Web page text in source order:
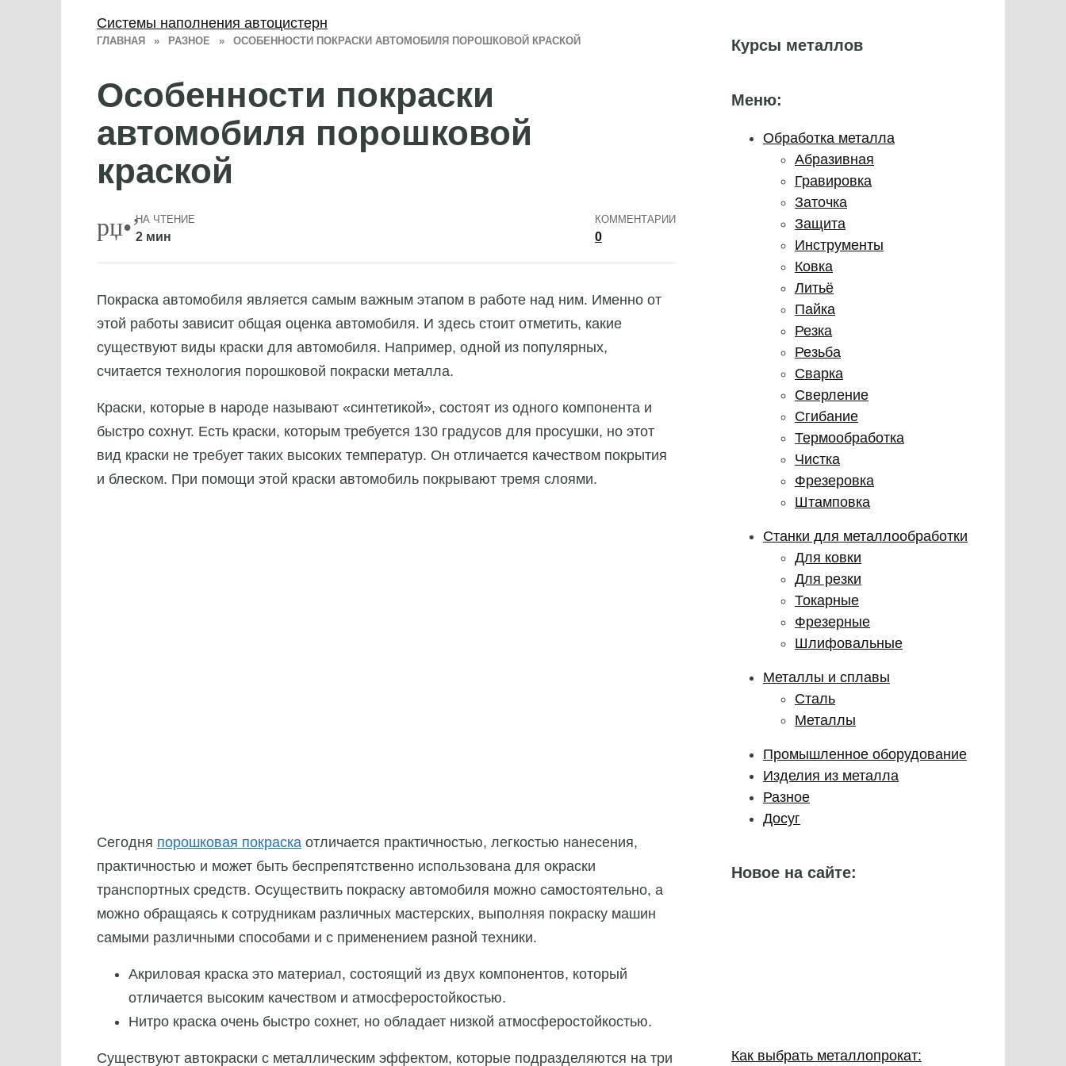
ГЛАВНАЯ » РАЗНОЕ » ОСОБЕННОСТИ ПОКРАСКИ АВТОМОБИЛЯ ПОРОШКОВОЙ КРАСКОЙ
Особенности покраски
автомобиля порошковой
краской
НА ЧТЕНИЕ
2 мин
КОММЕНТАРИИ
0
Покраска автомобиля является самым важным этапом в работе над ним. Именно от
этой работы зависит общая оценка автомобиля. И здесь стоит отметить, какие
существуют виды краски для автомобиля. Например, одной из популярных,
считается технология порошковой покраски металла.
Краски, которые в народе называют «синтетикой», состоят из одного компонента и
быстро сохнут. Есть краски, которым требуется 130 градусов для просушки, но этот
вид краски не требует таких высоких температур. Он отличается качеством покрытия
и блеском. При помощи этой краски автомобиль покрывают тремя слоями.
Сегодня порошковая покраска отличается практичностью, легкостью нанесения,
практичностью и может быть беспрепятственно использована для окраски
транспортных средств. Осуществить покраску автомобиля можно самостоятельно, а
можно обращаясь к сотрудникам различных мастерских, выполняя покраску машин
самыми различными способами и с применением разной техники.
Акриловая краска это материал, состоящий из двух компонентов, который
отличается высоким качеством и атмосферостойкостью.
Нитро краска очень быстро сохнет, но обладает низкой атмосферостойкостью.
Существуют автокраски с металлическим эффектом, которые подразделяются на три
Курсы металлов
Меню:
Обработка металла
Абразивная
Гравировка
Заточка
Защита
Инструменты
Ковка
Литьё
Пайка
Резка
Резьба
Сварка
Сверление
Сгибание
Термообработка
Чистка
Фрезеровка
Штамповка
Станки для металлообработки
Для ковки
Для резки
Токарные
Фрезерные
Шлифовальные
Металлы и сплавы
Сталь
Металлы
Промышленное оборудование
Изделия из металла
Разное
Досуг
Новое на сайте:
Как выбрать металлопрокат:
Системы наполнения автоцистерн